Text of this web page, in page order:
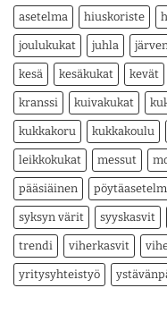
asetelma hiuskoriste
joulukukat juhla
kesä kesäkukat kevät
kranssi kuivakukat
kukkakoru kukkakoulu
leikkokukat messut
pääsiäinen
syksyn värit syyskasvit
trendi viherkasvit
yritysyhteistyö